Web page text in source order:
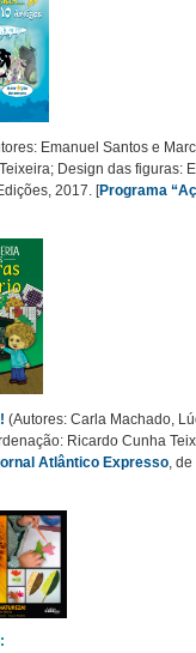
Emanuel Santos e
Design das figuras:
2017. [Programa
(Autores: Carla Machado,
Ricardo Cunha
Atlântico Expresso,